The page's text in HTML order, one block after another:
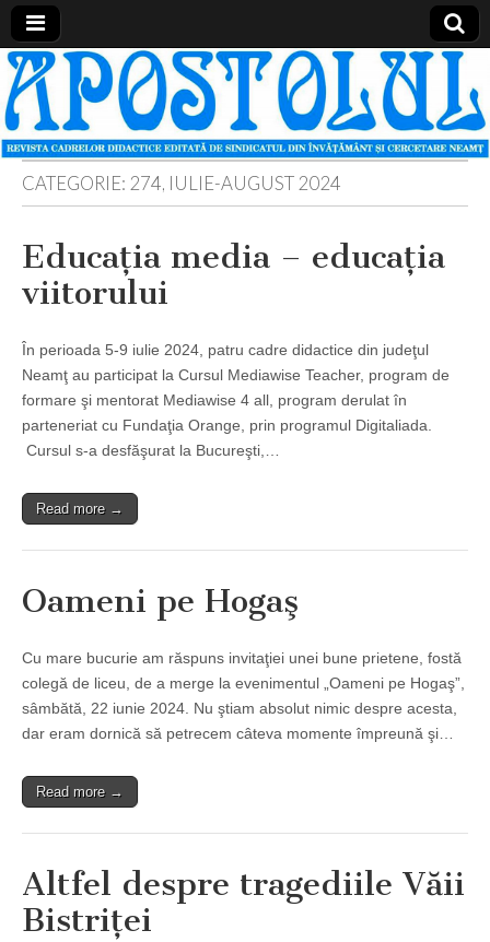
Apostolul
Revista
cadrelor
didactice
din
judetul
Neamt
CATEGORIE: 274, IULIE-AUGUST 2024
Educaţia media – educaţia
viitorului
În perioada 5-9 iulie 2024, patru cadre didactice din judeţul
Neamţ au participat la Cursul Mediawise Teacher, program de
formare şi mentorat Mediawise 4 all, program derulat în
parteneriat cu Fundaţia Orange, prin programul Digitaliada.
Cursul s-a desfăşurat la Bucureşti,…
Read more →
Oameni pe Hogaş
Cu mare bucurie am răspuns invitaţiei unei bune prietene, fostă
colegă de liceu, de a merge la evenimentul „Oameni pe Hogaş”,
sâmbătă, 22 iunie 2024. Nu ştiam absolut nimic despre acesta,
dar eram dornică să petrecem câteva momente împreună şi…
Read more →
Altfel despre tragediile Văii
Bistriţei